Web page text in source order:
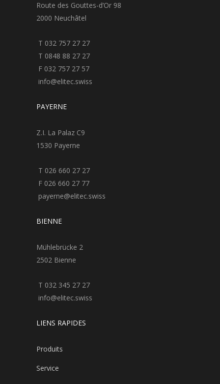
Route des Gouttes-d’Or 98
2000 Neuchâtel
T 032 757 27 27
T 0848 88 27 27
F 032 757 27 57
info@elitec.swiss
PAYERNE
Z.I. La Palaz C9
1530 Payerne
T 026 660 27 27
F 026 660 27 77
payerne@elitec.swiss
BIENNE
Mühlebrücke 2
2502 Bienne
T 032 345 27 27
info@elitec.swiss
LIENS RAPIDES
Produits
Service